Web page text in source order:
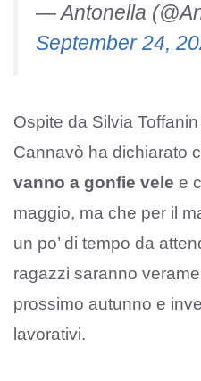
— Antonella
September 24,
Ospite da Silvia Toffanin
Cannavò ha dichiarato
vanno a gonfie vele e
maggio, ma che per il
un po’ di tempo da
ragazzi saranno
prossimo autunno e
lavorativi.